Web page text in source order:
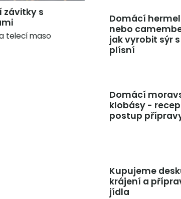
závitky s
telecí maso
Domácí
nebo
jak vyrobit sýr s
plísní
Domácí
klobásy -
postup
Kupujeme
krájení a
jídla